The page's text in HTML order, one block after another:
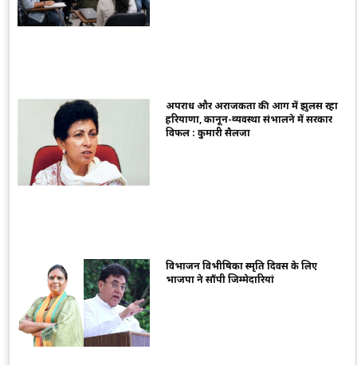
अपराध और अराजकता की आग में झुलस रहा
हरियाणा, कानून-व्यवस्था संभालने में सरकार
विफल : कुमारी सैलजा
विभाजन विभीषिका स्मृति दिवस के लिए
भाजपा ने सौंपी जिम्मेदारियां